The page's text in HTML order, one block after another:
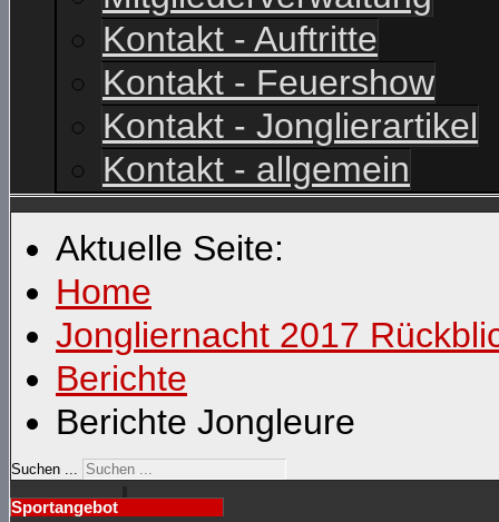
Kontakt - Auftritte
Kontakt - Feuershow
Kontakt - Jonglierartikel
Kontakt - allgemein
Aktuelle Seite:
Home
Jongliernacht 2017
Berichte
Berichte Jongleure
Suchen ...
Sportangebot